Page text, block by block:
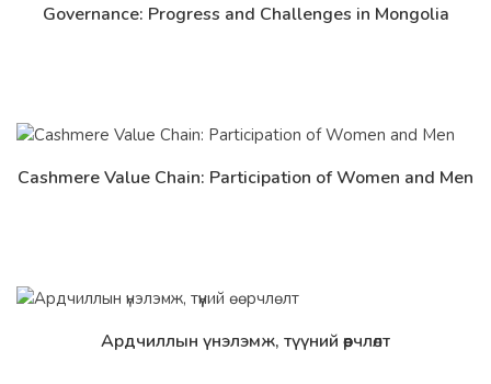
Дэлгэрэнгүй
Governance: Progress and Challenges in Mongolia
Дэлгэрэнгүй
Cashmere Value Chain: Participation of Women and Men
Дэлгэрэнгүй
Ардчиллын үнэлэмж, түүний өөрчлөлт